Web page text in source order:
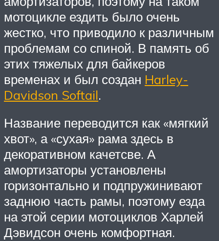
мотоцикле ездить было очень
жестко, что приводило к различным
проблемам со спиной. В память об
этих тяжелых для байкеров
временах и был создан Harley-
Davidson Softail.
Название переводится как «мягкий
хвот», а «сухая» рама здесь в
декоративном качетсве. А
амортизаторы установлены
горизонтально и подпружинивают
заднюю часть рамы, поэтому езда
на этой серии мотоциклов Харлей
Дэвидсон очень комфортная.